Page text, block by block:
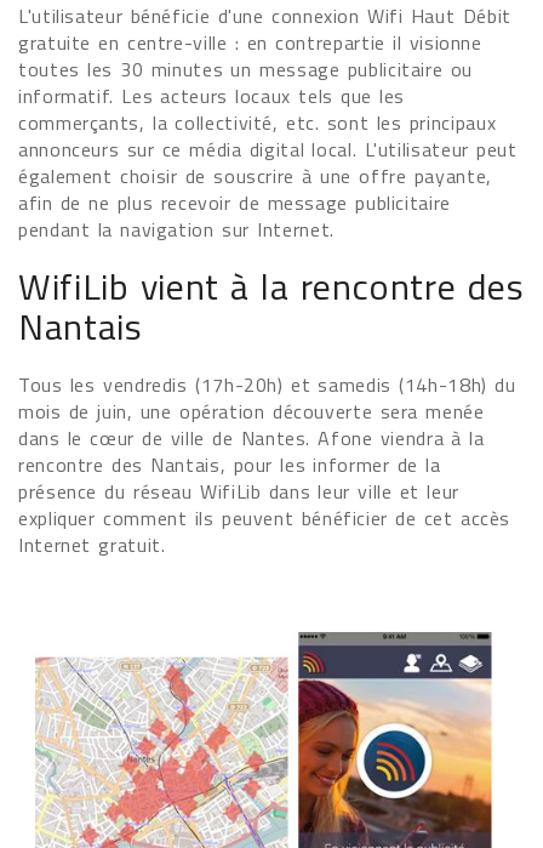
L'utilisateur bénéficie d'une connexion Wifi Haut Débit
gratuite en centre-ville : en contrepartie il visionne
toutes les 30 minutes un message publicitaire ou
informatif. Les acteurs locaux tels que les
commerçants, la collectivité, etc. sont les principaux
annonceurs sur ce média digital local. L'utilisateur peut
également choisir de souscrire à une offre payante,
afin de ne plus recevoir de message publicitaire
pendant la navigation sur Internet.
WifiLib vient à la rencontre des
Nantais
Tous les vendredis (17h-20h) et samedis (14h-18h) du
mois de juin, une opération découverte sera menée
dans le cœur de ville de Nantes. Afone viendra à la
rencontre des Nantais, pour les informer de la
présence du réseau WifiLib dans leur ville et leur
expliquer comment ils peuvent bénéficier de cet accès
Internet gratuit.